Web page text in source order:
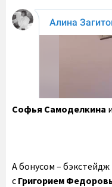
Софья Самоделкина
А бонусом –
с Григорием